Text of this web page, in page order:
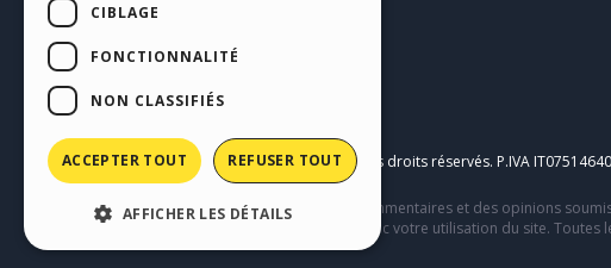
Copyright © 2026Incomedia s.r.l. Tous droits réservés. P.IVA
Ce site contient des contenus, des commentaires et des opinions
comportement de tiers en relation avec votre utilisation du site.
CIBLAGE
FONCTIONNALITÉ
NON CLASSIFIÉS
ACCEPTER TOUT REFUSER TOUT
AFFICHER LES DÉTAILS